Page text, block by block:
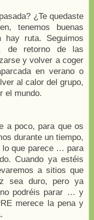
¿Te quedaste
tenemos buenas
hay ruta. Seguimos
de retorno de las
y volver a coger
en verano o
al calor del grupo,
el mundo.
a poco, para que os
durante un tiempo,
lo que parece … para
Cuando ya estéis
a sitios que
sea duro, pero ya
no podréis parar … y
merece la pena y